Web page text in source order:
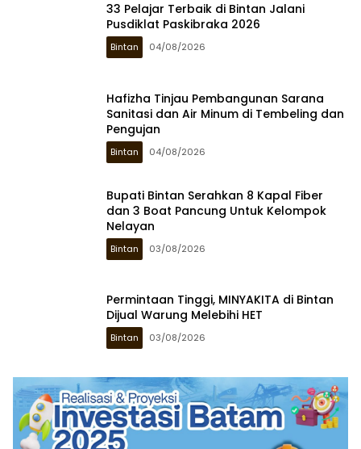
33 Pelajar Terbaik di Bintan Jalani
Pusdiklat Paskibraka 2026
Bintan 04/08/2026
Hafizha Tinjau Pembangunan Sarana
Sanitasi dan Air Minum di Tembeling dan
Pengujan
Bintan 04/08/2026
Bupati Bintan Serahkan 8 Kapal Fiber
dan 3 Boat Pancung Untuk Kelompok
Nelayan
Bintan 03/08/2026
Permintaan Tinggi, MINYAKITA di Bintan
Dijual Warung Melebihi HET
Bintan 03/08/2026